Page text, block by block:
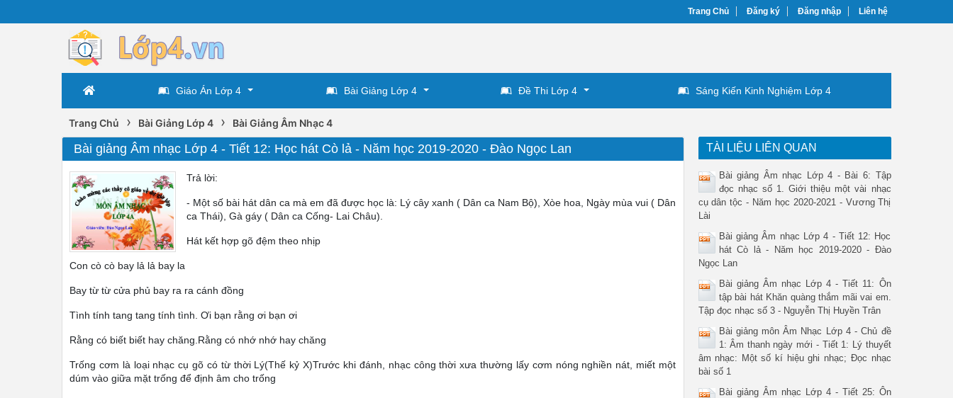
Trang Chủ Đăng ký Đăng nhập Liên hệ
Giáo Án Lớp 4 Bài Giảng Lớp 4 Đề Thi Lớp 4 Sáng Kiến Kinh Nghiệm Lớp 4
Trang Chủ › Bài Giảng Lớp 4 › Bài Giảng Âm Nhạc 4
Bài giảng Âm nhạc Lớp 4 - Tiết 12: Học hát Cò lả - Năm học 2019-2020 - Đào Ngọc Lan
Trả lời:
- Một số bài hát dân ca mà em đã được học là: Lý cây xanh ( Dân ca Nam Bộ), Xòe hoa, Ngày mùa vui ( Dân
ca Thái), Gà gáy ( Dân ca Cống- Lai Châu).
Hát kết hợp gõ đệm theo nhịp
Con cò cò bay lả lả bay la
Bay từ từ cửa phủ bay ra ra cánh đồng
Tình tính tang tang tính tình. Ơi bạn rằng ơi bạn ơi
Rằng có biết biết hay chăng.Rằng có nhớ nhớ hay chăng
Trống cơm là loại nhạc cụ gõ có từ thời Lý(Thế kỷ X)Trước khi đánh, nhạc công thời xưa thường lấy cơm nóng nghiền nát, miết một
dúm vào giữa mặt trống để định âm cho trống
TÀI LIỆU LIÊN QUAN
Bài giảng Âm nhạc Lớp 4 - Bài 6: Tập
đọc nhạc số 1. Giới thiệu một vài nhạc
cụ dân tộc - Năm học 2020-2021 - Vương Thị
Lài
Bài giảng Âm nhạc Lớp 4 - Tiết 12: Học
hát Cò lả - Năm học 2019-2020 - Đào
Ngọc Lan
Bài giảng Âm nhạc Lớp 4 - Tiết 11: Ôn
tập bài hát Khăn quàng thắm mãi vai em.
Tập đọc nhạc số 3 - Nguyễn Thị Huyền Trân
Bài giảng môn Âm Nhạc Lớp 4 - Chủ đề
1: Âm thanh ngày mới - Tiết 1: Lý thuyết
âm nhạc: Một số kí hiệu ghi nhạc; Đọc nhạc
bài số 1
Bài giảng Âm nhạc Lớp 4 - Tiết 25: Ôn